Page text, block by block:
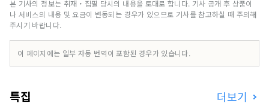
의 따뜻한 기후에서 햇볕을 듬뿍 받으며 자란 과일
백도, 머스캣 포도, 피오네 포도 등 제철 과일을 즐겨
보세요! 오카야마 에는 오카야마 성, 일본 3대 정원
중 하나인 오카야마 고라쿠엔, 역사와 문화, 예술을
본 기사의 정보는 취재・집필 당시의 내용을 토대로 합니다. 기사 공개 후 상품이
나 서비스의 내용 및 요금이 변동되는 경우가 있으므로 기사를 참고하실 때 주의해
주시기 바랍니다.
이 페이지에는 일부 자동 번역이 포함된 경우가 있습니다.
특집 더보기